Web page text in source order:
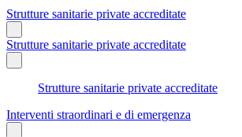
Strutture sanitarie private accreditate
Strutture sanitarie private accreditate
Strutture sanitarie private accreditate
Interventi straordinari e di emergenza